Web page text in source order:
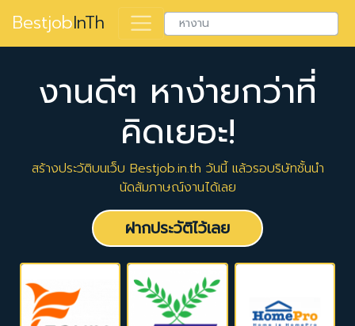
BestjobInTh
งานดีๆ หาง่ายกว่าที่
คิดเยอะ!
สร้างประวัติบนเว็บ Bestjob.in.th วันนี้ แล้วรอบริษัทชั้นนำ
นัดสัมภาษณ์งานได้เลย
ฝากประวัติไว้เลย